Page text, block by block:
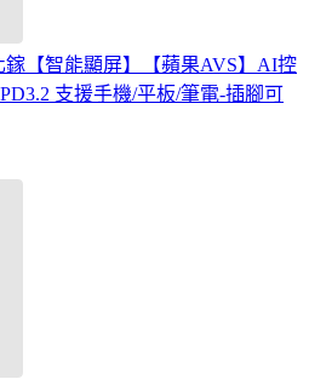
鎵【智能顯屏】【蘋果AVS】AI控
支援手機/平板/筆電-插腳可